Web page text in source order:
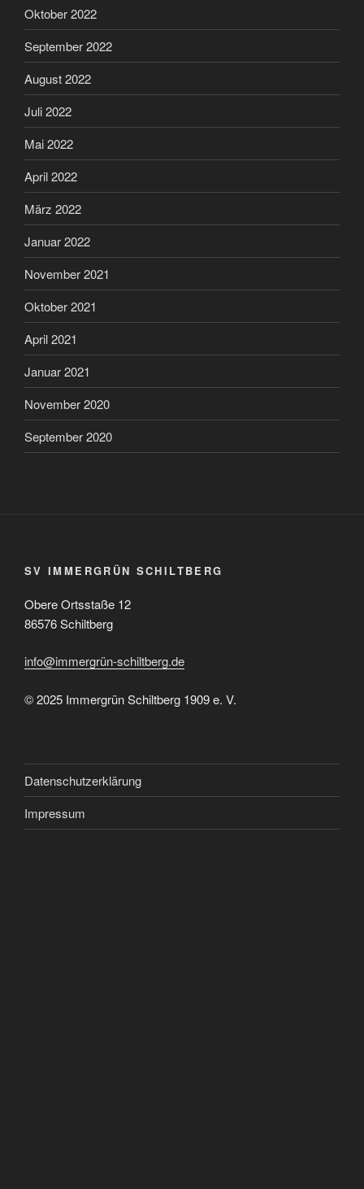
Oktober 2022
September 2022
August 2022
Juli 2022
Mai 2022
April 2022
März 2022
Januar 2022
November 2021
Oktober 2021
April 2021
Januar 2021
November 2020
September 2020
SV IMMERGRÜN SCHILTBERG
Obere Ortsstaße 12
86576 Schiltberg
info@immergrün-schiltberg.de
© 2025 Immergrün Schiltberg 1909 e. V.
Datenschutzerklärung
Impressum